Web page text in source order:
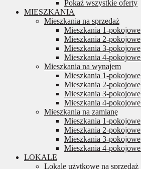
Pokaż wszystkie oferty
MIESZKANIA
Mieszkania na sprzedaż
Mieszkania 1-pokojowe
Mieszkania 2-pokojowe
Mieszkania 3-pokojowe
Mieszkania 4-
Mieszkania na wynajem
Mieszkania 1-pokojowe
Mieszkania 2-pokojowe
Mieszkania 3-pokojowe
Mieszkania 4-
Mieszkania na zamianę
Mieszkania 1-pokojowe
Mieszkania 2-pokojowe
Mieszkania 3-pokojowe
Mieszkania 4-
LOKALE
Lokale użytkowe na sprzedaż